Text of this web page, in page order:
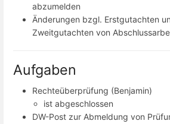
abzumelden
Änderungen bzgl. Erstgutachten
Zweitgutachten von
Aufgaben
Rechteüberprüfung (Benjamin)
ist abgeschlossen
DW-Post zur Abmeldung von